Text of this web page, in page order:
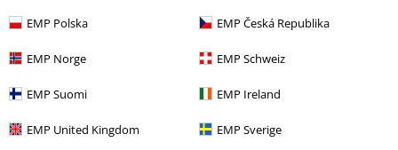
EMP Polska EMP Česká Republika
EMP Norge EMP Schweiz
EMP Suomi EMP Ireland
EMP United Kingdom EMP Sverige
E-mail Newsletter